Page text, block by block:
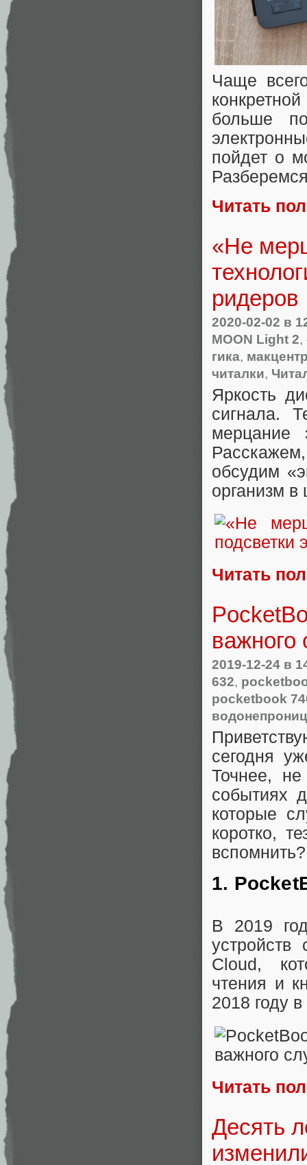
Чаще
больше
пойдет о
Читать
«Не
ридеров
2020-02-02 в
MOON Light 2,
гика,
читалки,
Яркость
сигнала.
мерцание
обсудим
организм в
Читать
важного
2019-12-24 в
632,
pocketbook
сегодня
Точнее,
событиях
которые
коротко,
вспомнить?
1.
В 2019
устройств
Cloud,
чтения и
2018 году
Читать
Десять